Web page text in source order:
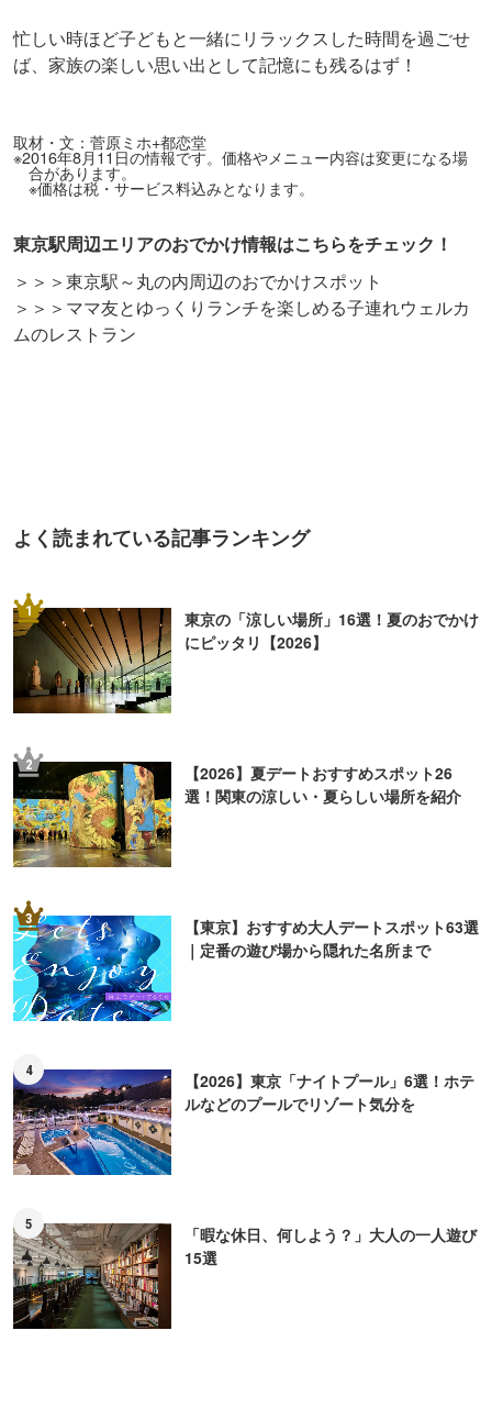
忙しい時ほど子どもと一緒にリラックスした時間を過ごせ
ば、家族の楽しい思い出として記憶にも残るはず！
取材・文：菅原ミホ+都恋堂
※2016年8月11日の情報です。価格やメニュー内容は変更になる場
合があります。
※価格は税・サービス料込みとなります。
東京駅周辺エリアのおでかけ情報はこちらをチェック！
＞＞＞東京駅～丸の内周辺のおでかけスポット
＞＞＞ママ友とゆっくりランチを楽しめる子連れウェルカ
ムのレストラン
よく読まれている記事ランキング
1
東京の「涼しい場所」16選！夏のおでかけ
にピッタリ【2026】
2
【2026】夏デートおすすめスポット26
選！関東の涼しい・夏らしい場所を紹介
3
【東京】おすすめ大人デートスポット63選
｜定番の遊び場から隠れた名所まで
4
【2026】東京「ナイトプール」6選！ホテ
ルなどのプールでリゾート気分を
5
「暇な休日、何しよう？」大人の一人遊び
15選